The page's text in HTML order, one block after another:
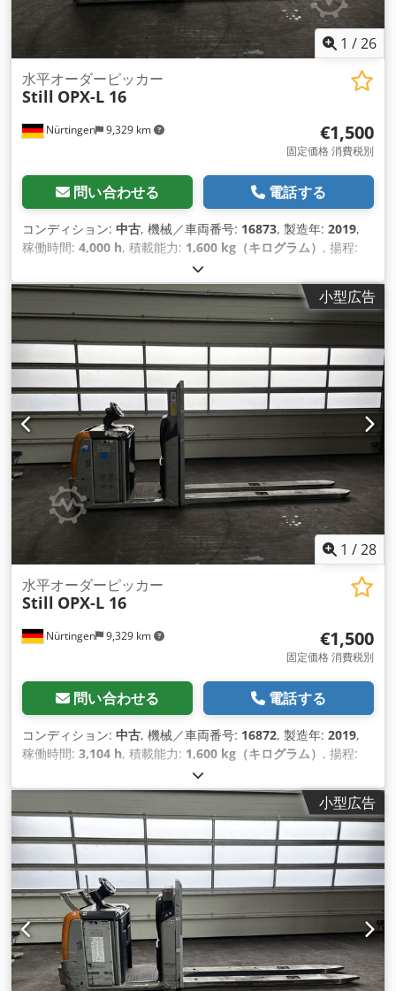
1 /26
Nürtingen 9,329 km
水平オーダーピッカー
Still OPX-L 16
€1,500
固定価格 消費税別
問い合わせる 電話する
コンディション: 中古, 機械／車両番号: 16873, 製造年: 2019,
稼働時間: 4,000 h, 積載能力: 1,600 kg（キログラム） , 揚程:
1,200 mm, 燃料の種類:
シンプレックス, 建設高:1,660 mm, バッテリー電圧:24 V, フ
1,150 mm, 総重量:1,720 kg（キログラム）,
小型広告
1 /28
Nürtingen 9,329 km
水平オーダーピッカー
Still OPX-L 16
€1,500
固定価格 消費税別
問い合わせる 電話する
コンディション: 中古, 機械／車両番号: 16872, 製造年: 2019,
稼働時間: 3,104 h, 積載能力: 1,600 kg（キログラム） , 揚程:
1,200 mm, 燃料の種類:
シンプレックス, 建設高:1,660 mm, バッテリー電圧:24 V, フ
ォーク長:1,150 mm , 総重量: 1,600 kg（キログラム）,
小型広告